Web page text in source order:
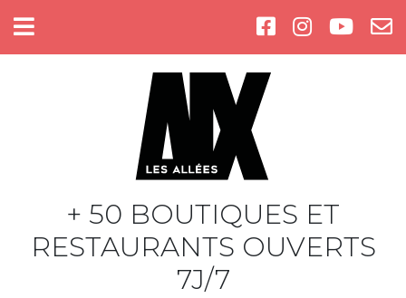
+ 50 BOUTIQUES ET
RESTAURANTS OUVERTS
7J/7